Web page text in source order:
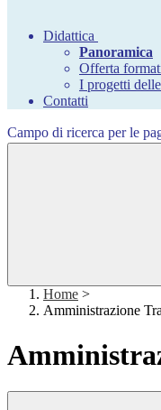
Didattica
Panoramica
Offerta
I progetti
Contatti
Campo di ricerca per le
Home >
Amministrazione